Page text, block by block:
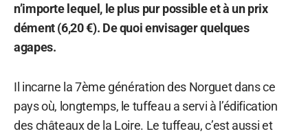
n’importe lequel, le plus pur possible et à un prix
dément (6,20 €). De quoi envisager quelques
agapes.
Il incarne la 7ème génération des Norguet dans ce
pays où, longtemps, le tuffeau a servi à l’édification
des châteaux de la Loire. Le tuffeau, c’est aussi et